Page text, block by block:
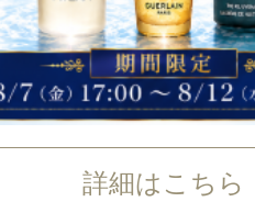
詳細はこちら